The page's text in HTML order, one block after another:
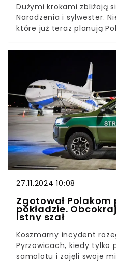
Dużymi krokami zbliżają
Narodzenia i sylwester.
które już teraz planują
przez “ARC Rynek i
nie będą tanie wyjazdy.
27.11.2024 10:08
Zgotował Polakom
pokładzie.
istny szał
Koszmarny incydent
Pyrzowicach, kiedy tylko
samolotu i zajęli swoje